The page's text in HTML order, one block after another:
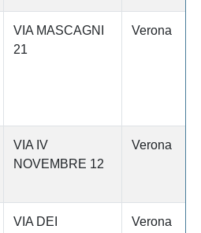
VIA MASCAGNI
21
Verona
VIA IV
NOVEMBRE 12
Verona
VIA DEI
Verona